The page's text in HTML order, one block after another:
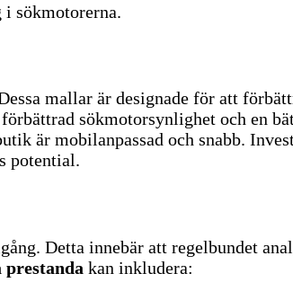
sökmotorerna.
mallar är designade för att
sökmotorsynlighet och en
är mobilanpassad och snabb.
potential.
Detta innebär att regelbundet
kan inkludera: